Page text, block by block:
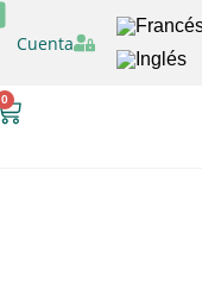
Cuenta
0